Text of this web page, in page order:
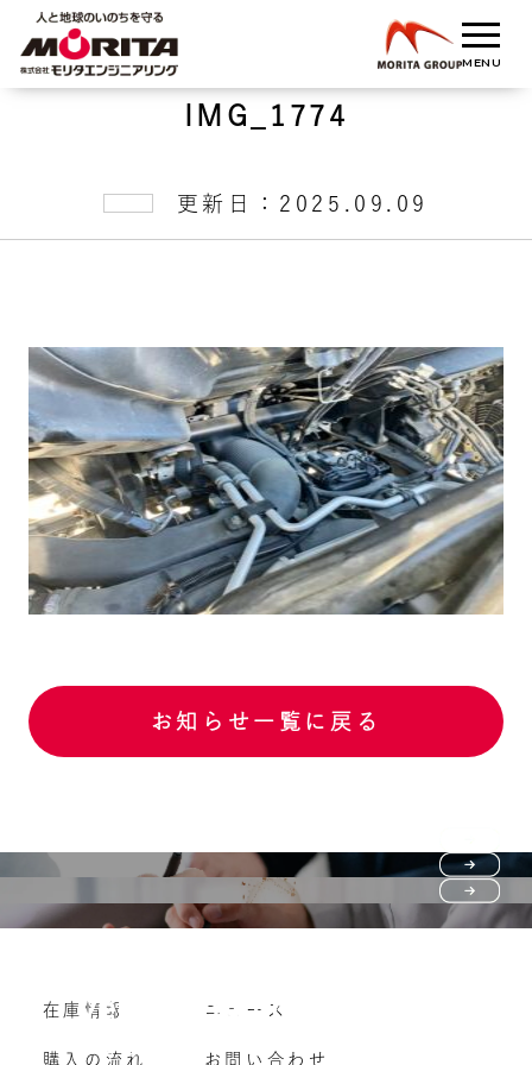
IMG_1774
更新日：2025.09.09
お知らせ一覧に戻る
購入の流れ
よくいただくご質問
Vehicle purchase
車両買い取り
在庫情報
購入の流れ
ニュース
お問い合わせ